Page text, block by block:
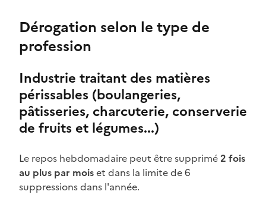
Dérogation selon le type de
profession
Industrie traitant des matières
périssables (boulangeries,
pâtisseries, charcuterie, conserverie
de fruits et légumes...)
Le repos hebdomadaire peut être supprimé2 fois
au plus par moiset dans la limite de 6
suppressions dans l'année.